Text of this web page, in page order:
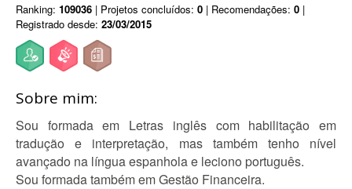
Ranking: 109036 | Projetos concluídos: 0 | Recomendações: 0 |
Registrado desde: 23/03/2015
Sobre mim:
Sou formada em Letras inglês com habilitação em
tradução e interpretação, mas também tenho nível
avançado na língua espanhola e leciono português.
Sou formada também em Gestão Financeira.